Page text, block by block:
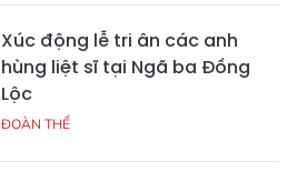
Xúc động lễ tri ân các anh
hùng liệt sĩ tại Ngã ba Đồng
Lộc
ĐOÀN THỂ